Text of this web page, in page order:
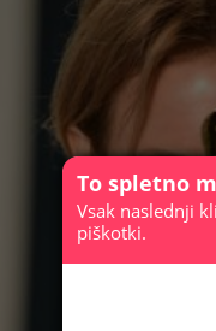
To spletno
Vsak naslednji
piškotki.